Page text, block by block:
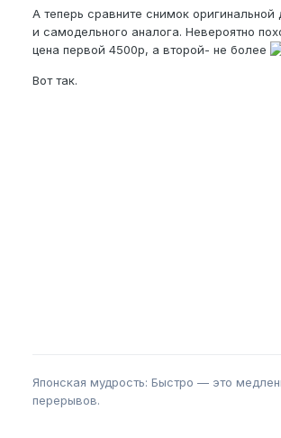
А теперь сравните снимок
и самодельного аналога. Невероятно
цена первой 4500р, а второй- не более
Вот так.
Японская мудрость: Быстро — это
перерывов.